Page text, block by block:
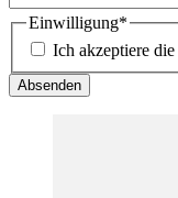
Einwilligung*
Ich akzeptiere die